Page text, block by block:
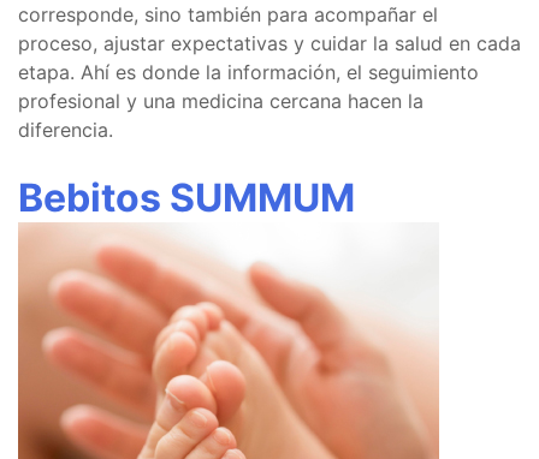
corresponde, sino también para acompañar el
proceso, ajustar expectativas y cuidar la salud en cada
etapa. Ahí es donde la información, el seguimiento
profesional y una medicina cercana hacen la
diferencia.
Bebitos SUMMUM